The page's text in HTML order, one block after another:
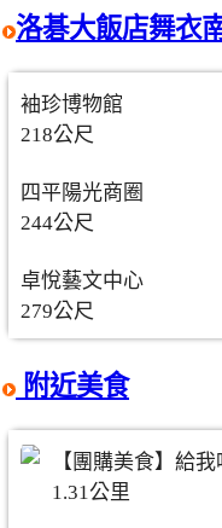
洛碁大飯店舞衣
袖珍博物館
218公尺
四平陽光商圈
244公尺
卓悅藝文中心
279公尺
附近美食
【團購美食】給
1.31公里